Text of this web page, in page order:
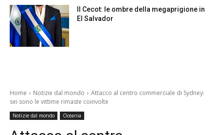
Il Cecot: le ombre della megaprigione in
El Salvador